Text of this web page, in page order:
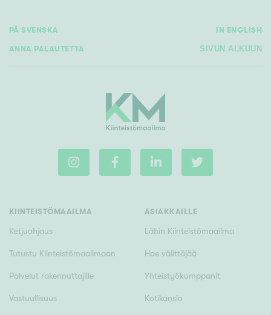
Uudiskohteet
Vain uudiskohteet Ei uudiskohteita
Välttävä
Järvi- tai merinäköala
Maalämpö
PÅ SVENSKA IN ENGLISH
ANNA PALAUTETTA SIVUN ALKUUN
KIINTEISTÖMAAILMA
Ketjuohjaus
Tutustu Kiinteistömaailmaan
Palvelut rakennuttajille
Vastuullisuus
ASIAKKAILLE
Lähin Kiinteistömaailma
Hae välittäjää
Yhteistyökumppanit
Kotikansio